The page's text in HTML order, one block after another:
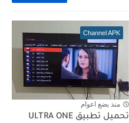
Channel APK
منذ بضع اعوام
تحميل تطبيق ULTRA ONE